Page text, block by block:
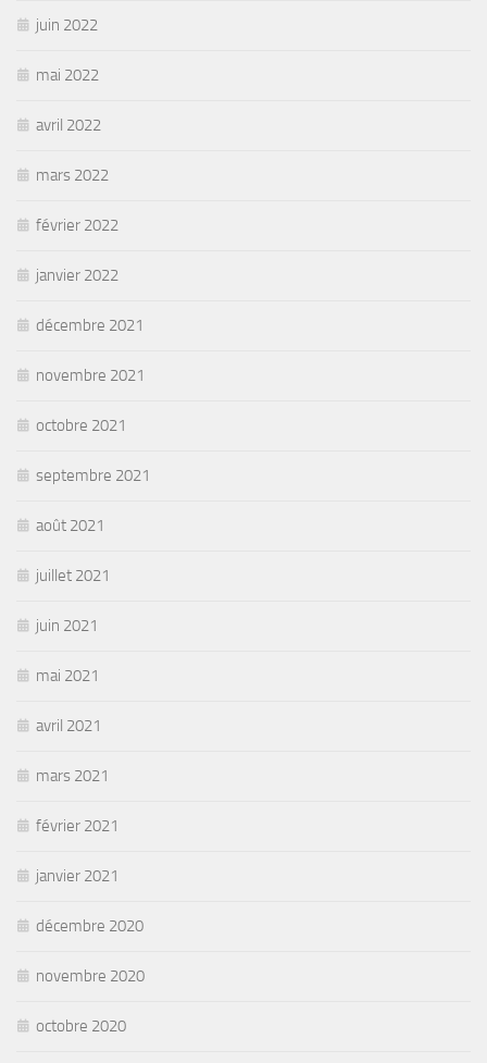
juin 2022
mai 2022
avril 2022
mars 2022
février 2022
janvier 2022
décembre 2021
novembre 2021
octobre 2021
septembre 2021
août 2021
juillet 2021
juin 2021
mai 2021
avril 2021
mars 2021
février 2021
janvier 2021
décembre 2020
novembre 2020
octobre 2020